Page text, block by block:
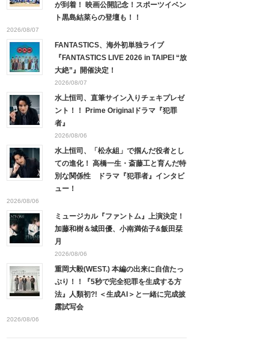
が到着！ 映画公開記念！スポーツイベン
ト黒島結菜らの登壇も！！
2026/08/07
FANTASTICS、海外初単独ライブ
『FANTASTICS LIVE 2026 in TAIPEI “放
大絶”』開催決定！
2026/08/07
水上恒司、直筆サイン入りチェキプレゼ
ント！！ Prime Originalドラマ『犯罪
者』
2026/08/06
水上恒司、「松永組」で掴んだ役者とし
ての進化！ 高橋一生・斎藤工と育んだ特
別な関係性 ドラマ『犯罪者』インタビ
ュー！
2026/08/06
ミュージカル『ファントム』上演決定！
加藤和樹＆城田優、小南満佑子&飯田栞
月
2026/08/06
重岡大毅(WEST.) 本編の出来に自信たっ
ぷり！！『5秒で完全犯罪を生成する方
法』人類初?! ＜生成AI＞と一緒に完成披
露試写会
2026/08/06